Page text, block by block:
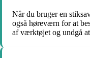
Når du bruger en
også høreværn for at
af værktøjet og undgå